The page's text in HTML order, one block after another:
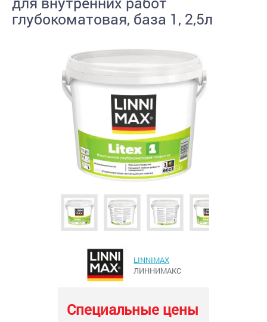
глубокоматовая, база 1, 2,5л
LINNIMAX
ЛИННИМАКС
Специальные цены